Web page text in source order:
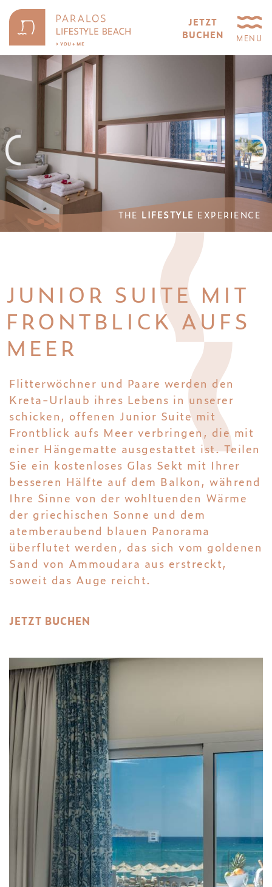
JETZT
BUCHEN
MENU
THE LIFESTYLE EXPERIENCE
THE LIFESTYLE EXPERIENCE
JUNIOR SUITE MIT
FRONTBLICK AUFS
MEER
Flitterwöchner und Paare werden den
Kreta-Urlaub ihres Lebens in unserer
schicken, offenen Junior Suite mit
Frontblick aufs Meer verbringen, die mit
einer Hängematte ausgestattet ist. Teilen
Sie ein kostenloses Glas Sekt mit Ihrer
besseren Hälfte auf dem Balkon, während
Ihre Sinne von der wohltuenden Wärme
der griechischen Sonne und dem
atemberaubend blauen Panorama
überflutet werden, das sich vom goldenen
Sand von Ammoudara aus erstreckt,
soweit das Auge reicht.
JETZT BUCHEN